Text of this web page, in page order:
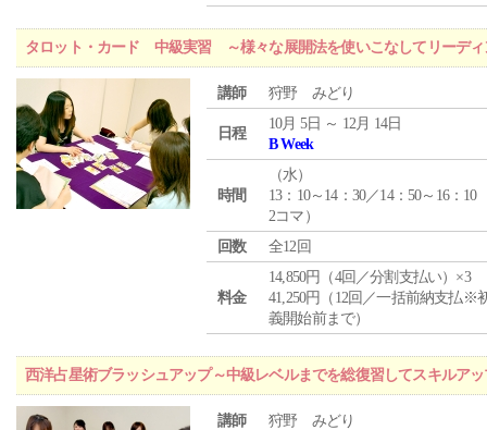
タロット・カード 中級実習 ～様々な展開法を使いこなしてリーディ
講師 狩野 みどり
日程
10月 5日 ～ 12月 14日
B Week
時間
（水）
13：10～14：30／14：50～16：10
2コマ）
回数
全12回
料金
14,850円（4回／分割支払い）×3
41,250円（12回／一括前納支払※
義開始前まで）
西洋占星術ブラッシュアップ～中級レベルまでを総復習してスキルア
講師 狩野 みどり